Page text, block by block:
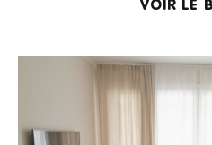
VOIR LE